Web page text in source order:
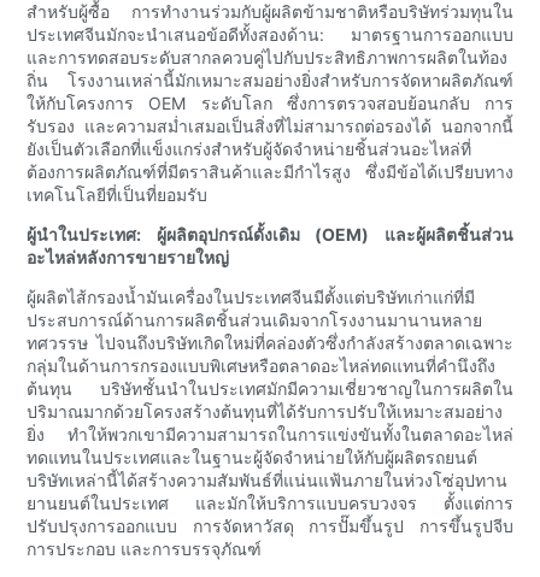
สำหรับผู้ซื้อ การทำงานร่วมกับผู้ผลิตข้ามชาติหรือบริษัทร่วมทุนใน
ประเทศจีนมักจะนำเสนอข้อดีทั้งสองด้าน: มาตรฐานการออกแบบ
และการทดสอบระดับสากลควบคู่ไปกับประสิทธิภาพการผลิตในท้อง
ถิ่น โรงงานเหล่านี้มักเหมาะสมอย่างยิ่งสำหรับการจัดหาผลิตภัณฑ์
ให้กับโครงการ OEM ระดับโลก ซึ่งการตรวจสอบย้อนกลับ การ
รับรอง และความสม่ำเสมอเป็นสิ่งที่ไม่สามารถต่อรองได้ นอกจากนี้
ยังเป็นตัวเลือกที่แข็งแกร่งสำหรับผู้จัดจำหน่ายชิ้นส่วนอะไหล่ที่
ต้องการผลิตภัณฑ์ที่มีตราสินค้าและมีกำไรสูง ซึ่งมีข้อได้เปรียบทาง
เทคโนโลยีที่เป็นที่ยอมรับ
ผู้นำในประเทศ: ผู้ผลิตอุปกรณ์ดั้งเดิม (OEM) และผู้ผลิตชิ้นส่วน
อะไหล่หลังการขายรายใหญ่
ผู้ผลิตไส้กรองน้ำมันเครื่องในประเทศจีนมีตั้งแต่บริษัทเก่าแก่ที่มี
ประสบการณ์ด้านการผลิตชิ้นส่วนเดิมจากโรงงานมานานหลาย
ทศวรรษ ไปจนถึงบริษัทเกิดใหม่ที่คล่องตัวซึ่งกำลังสร้างตลาดเฉพาะ
กลุ่มในด้านการกรองแบบพิเศษหรือตลาดอะไหล่ทดแทนที่คำนึงถึง
ต้นทุน บริษัทชั้นนำในประเทศมักมีความเชี่ยวชาญในการผลิตใน
ปริมาณมากด้วยโครงสร้างต้นทุนที่ได้รับการปรับให้เหมาะสมอย่าง
ยิ่ง ทำให้พวกเขามีความสามารถในการแข่งขันทั้งในตลาดอะไหล่
ทดแทนในประเทศและในฐานะผู้จัดจำหน่ายให้กับผู้ผลิตรถยนต์
บริษัทเหล่านี้ได้สร้างความสัมพันธ์ที่แน่นแฟ้นภายในห่วงโซ่อุปทาน
ยานยนต์ในประเทศ และมักให้บริการแบบครบวงจร ตั้งแต่การ
ปรับปรุงการออกแบบ การจัดหาวัสดุ การปั๊มขึ้นรูป การขึ้นรูปจีบ
การประกอบ และการบรรจุภัณฑ์